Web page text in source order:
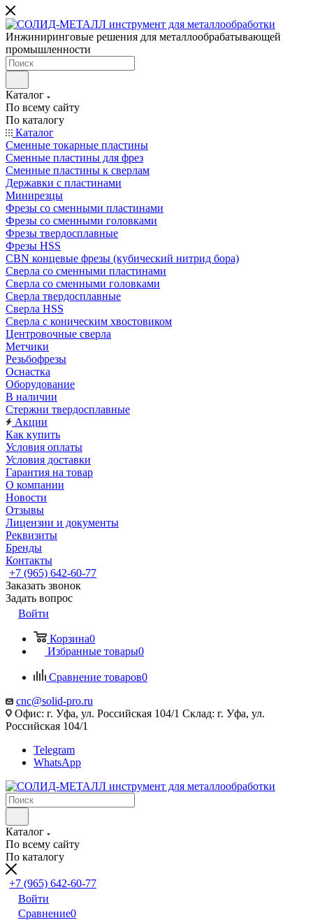
Инжиниринговые решения для металлообрабатывающей
промышленности
Каталог
По всему сайту
По каталогу
Каталог
Сменные токарные пластины
Сменные пластины для фрез
Сменные пластины к сверлам
Державки с пластинами
Минирезцы
Фрезы со сменными пластинами
Фрезы со сменными головками
Фрезы твердосплавные
Фрезы HSS
CBN концевые фрезы (кубический нитрид бора)
Сверла со сменными пластинами
Сверла со сменными головками
Сверла твердосплавные
Сверла HSS
Сверла с коническим хвостовиком
Центровочные сверла
Метчики
Резьбофрезы
Оснастка
Оборудование
В наличии
Стержни твердосплавные
Акции
Как купить
Условия оплаты
Условия доставки
Гарантия на товар
О компании
Новости
Отзывы
Лицензии и документы
Реквизиты
Бренды
Контакты
+7 (965) 642-60-77
Заказать звонок
Задать вопрос
Войти
Корзина0
Избранные товары0
Сравнение товаров0
cnc@solid-pro.ru
Офис: г. Уфа, ул. Российская 104/1 Склад: г. Уфа, ул.
Российская 104/1
Telegram
WhatsApp
Каталог
По всему сайту
По каталогу
+7 (965) 642-60-77
Войти
Сравнение0